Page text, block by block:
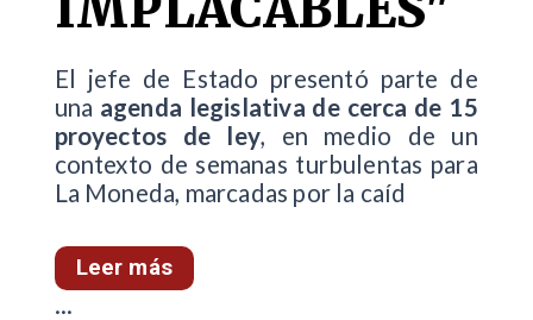
El jefe de Estado presentó parte de
una agenda legislativa de cerca de 15
proyectos de ley, en medio de un
contexto de semanas turbulentas para
La Moneda, marcadas por la caíd
Leer más
...